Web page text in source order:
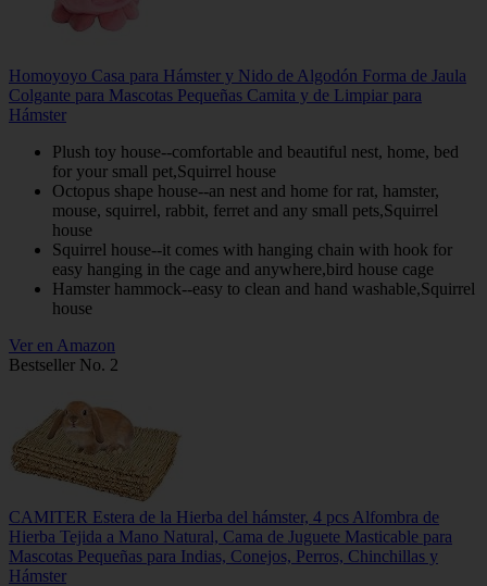
Homoyoyo Casa para Hámster y Nido de Algodón Forma de Jaula
Colgante para Mascotas Pequeñas Camita y de Limpiar para
Hámster
Plush toy house--comfortable and beautiful nest, home, bed
for your small pet,Squirrel house
Octopus shape house--an nest and home for rat, hamster,
mouse, squirrel, rabbit, ferret and any small pets,Squirrel
house
Squirrel house--it comes with hanging chain with hook for
easy hanging in the cage and anywhere,bird house cage
Hamster hammock--easy to clean and hand washable,Squirrel
house
Ver en Amazon
Bestseller No. 2
CAMITER Estera de la Hierba del hámster, 4 pcs Alfombra de
Hierba Tejida a Mano Natural, Cama de Juguete Masticable para
Mascotas Pequeñas para Indias, Conejos, Perros, Chinchillas y
Hámster